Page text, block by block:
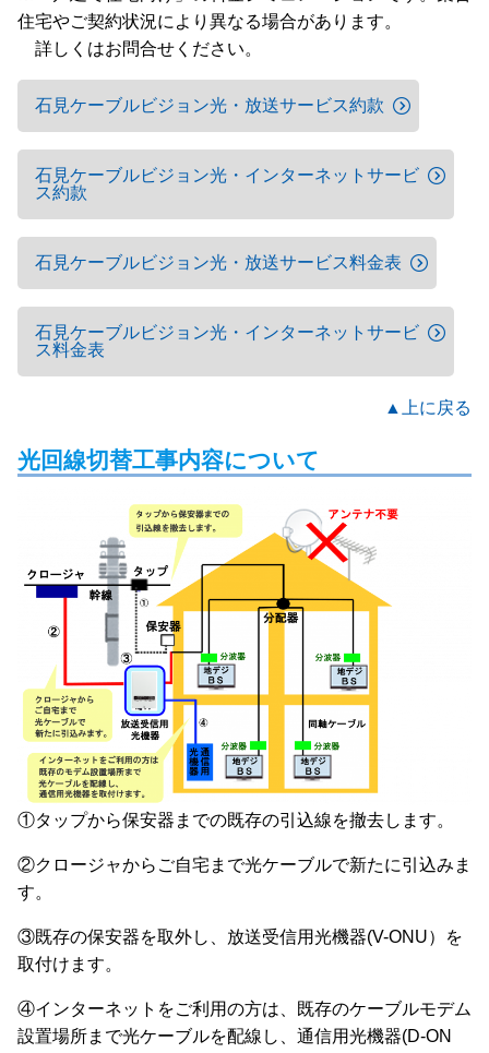
住宅やご契約状況により異なる場合があります。
詳しくはお問合せください。
石見ケーブルビジョン光・放送サービス約款
石見ケーブルビジョン光・インターネットサービ
ス約款
石見ケーブルビジョン光・放送サービス料金表
石見ケーブルビジョン光・インターネットサービ
ス料金表
▲上に戻る
光回線切替工事内容について
①タップから保安器までの既存の引込線を撤去します。
②クロージャからご自宅まで光ケーブルで新たに引込みま
す。
③既存の保安器を取外し、放送受信用光機器(V-ONU）を
取付けます。
④インターネットをご利用の方は、既存のケーブルモデム
設置場所まで光ケーブルを配線し、通信用光機器(D-ON